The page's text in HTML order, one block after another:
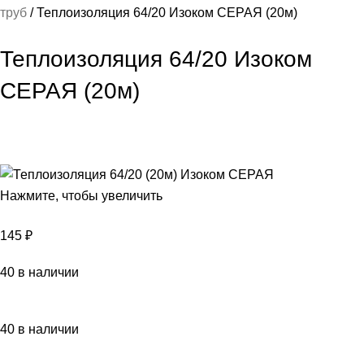
труб
Теплоизоляция 64/20 Изоком СЕРАЯ (20м)
Теплоизоляция 64/20 Изоком
СЕРАЯ (20м)
Нажмите, чтобы увеличить
145 ₽
40 в наличии
40 в наличии